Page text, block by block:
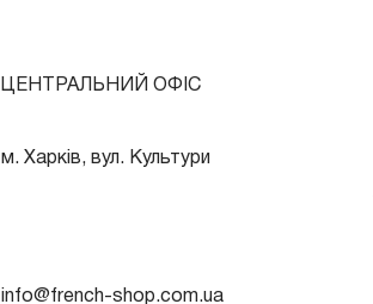
ЦЕНТРАЛЬНИЙ ОФІС
м. Харків, вул. Культури
info@french-shop.com.ua